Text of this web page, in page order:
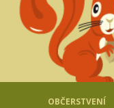
OBČERSTVENÍ